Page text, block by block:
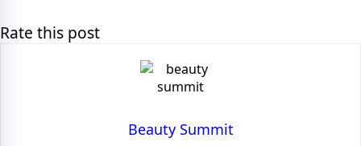
Rate this post
Beauty Summit